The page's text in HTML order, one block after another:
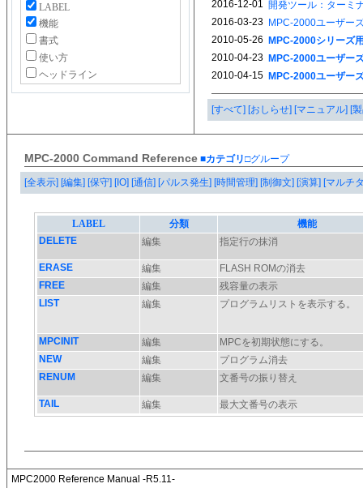
LABEL
機能
書式
使い方
ヘッドライン
[すべて] [おしらせ] [マニュアル] [
MPC-2000 Command Reference ■カテゴリ□グループ
[全表示] [編集] [保守] [IO] [通信] [パルス発生] [時間管理] [制御文] [演算] [マルチ
MPC2000 Reference Manual -R5.11-